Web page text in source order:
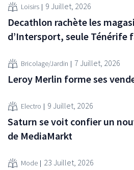
Loisirs 9 Juillet, 2026
Decathlon rachète les
d’Intersport, seule Ténérife
Bricolage/Jardin 7 Juillet, 2026
Leroy Merlin forme ses
Electro 9 Juillet, 2026
Saturn se voit confier un
de MediaMarkt
Mode 23 Juillet, 2026